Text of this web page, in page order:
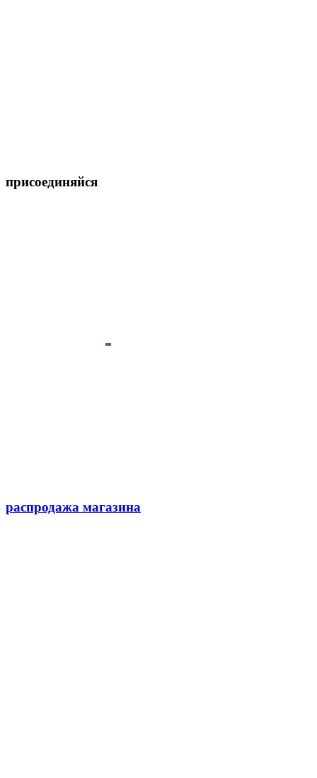
присоединяйся
распродажа магазина